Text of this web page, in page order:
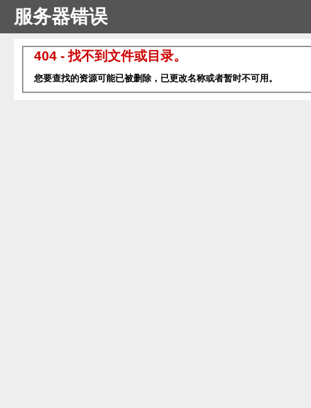
服务器错误
404 - 找不到文件或目录。
您要查找的资源可能已被删除，已更改名称或者暂时不可用。